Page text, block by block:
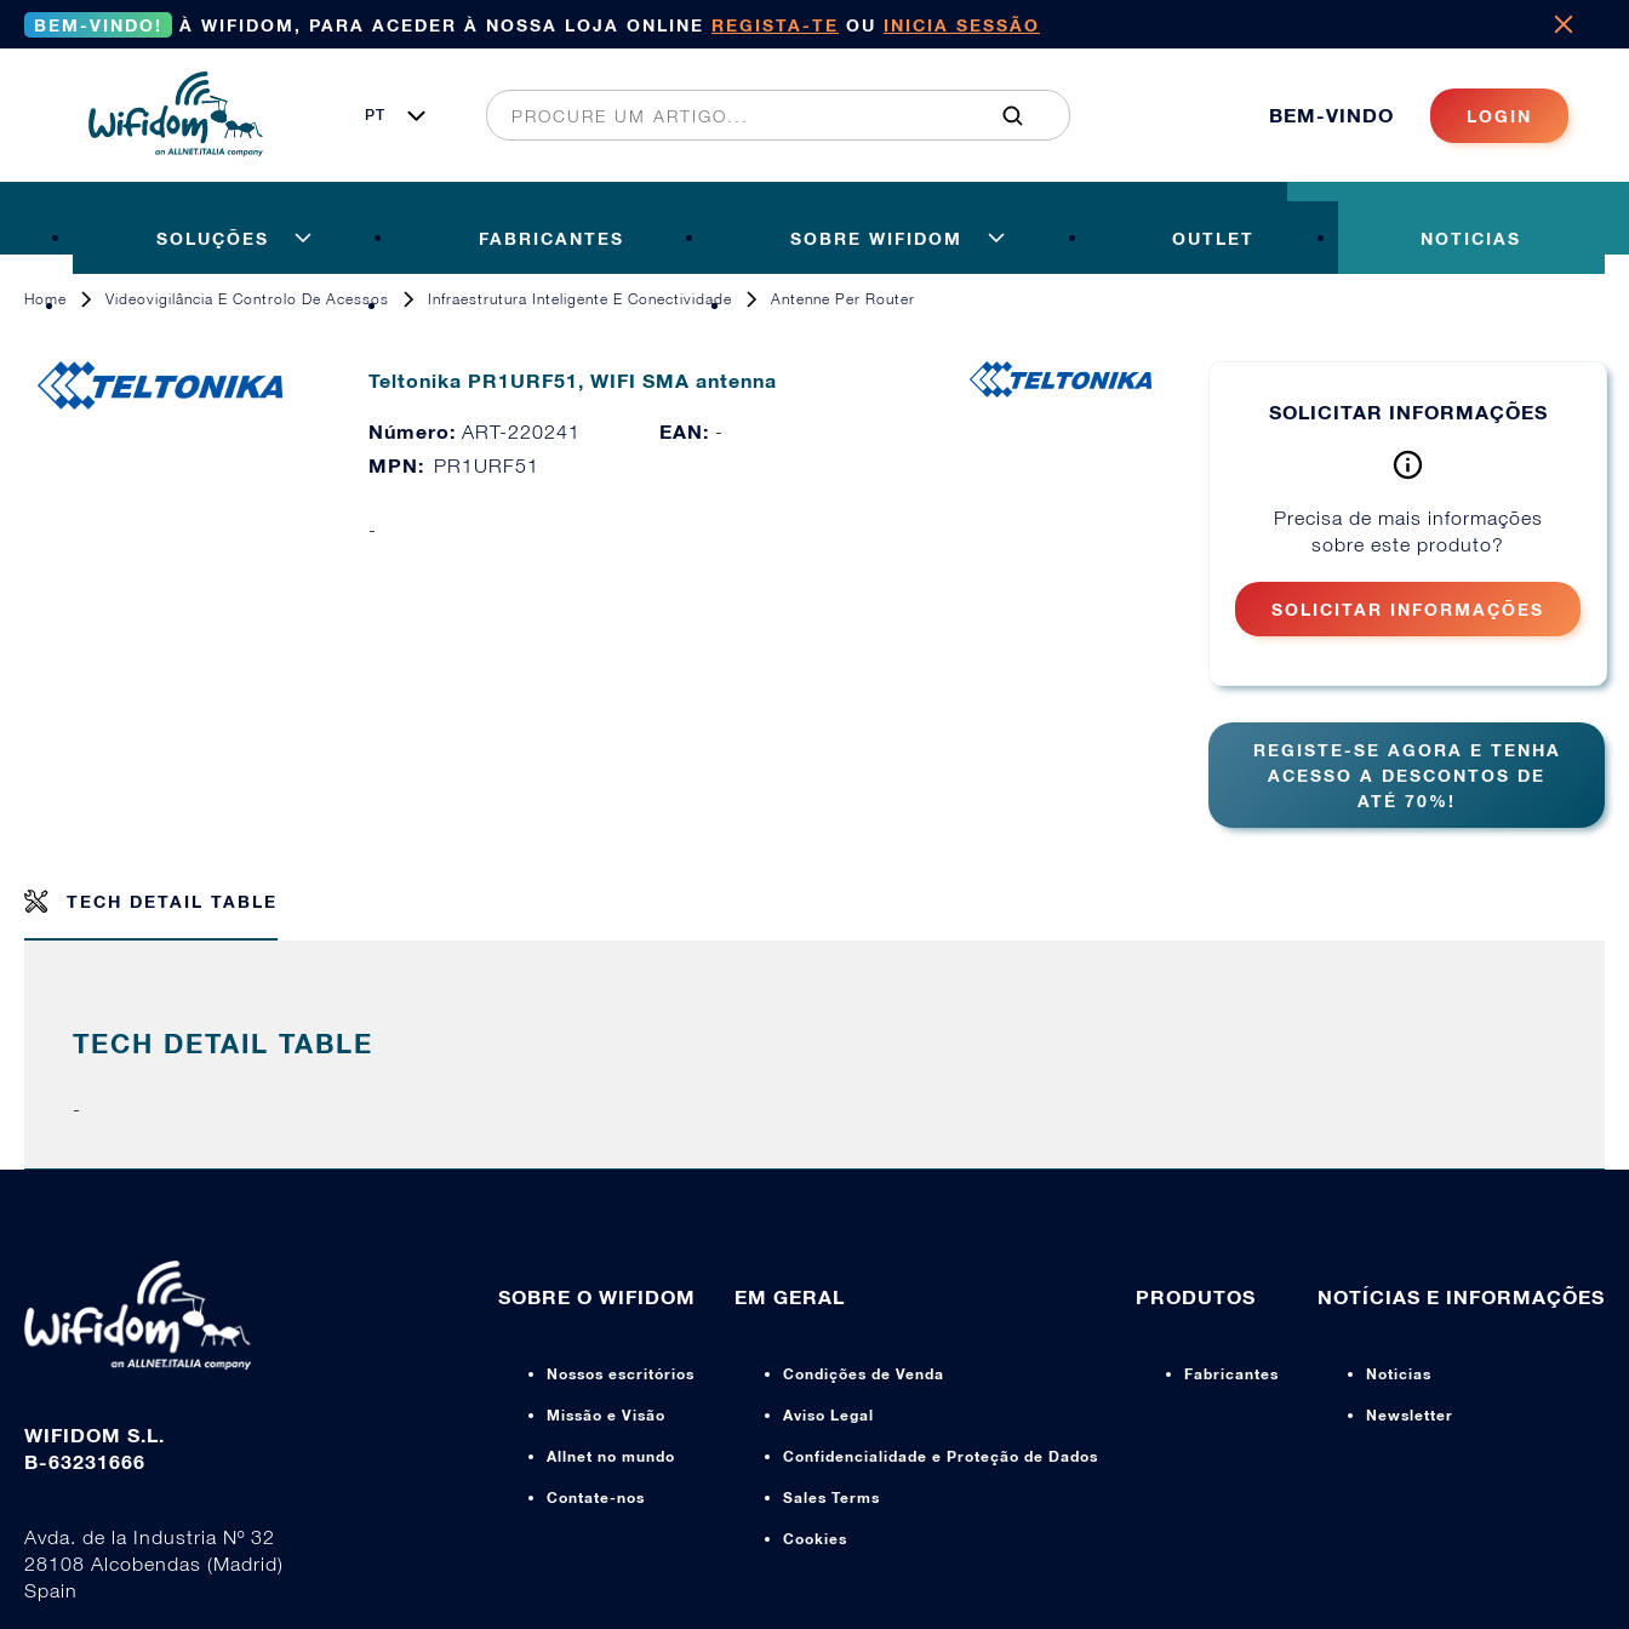
BEM-VINDO! À WIFIDOM, PARA ACEDER À NOSSA LOJA ONLINE REGISTA-TE OU INICIA SESSÃO
BEM-VINDO LOGIN
SOLUÇÕES FABRICANTES SOBRE WIFIDOM OUTLET NOTICIAS
Home Videovigilância E Controlo De Acessos Infraestrutura Inteligente E Conectividade Antenne Per Router
Teltonika PR1URF51, WIFI SMA antenna
Número:ART-220241 EAN: -
MPN: PR1URF51
-
SOLICITAR INFORMAÇÕES
Precisa de mais informações
sobre este produto?
SOLICITAR INFORMAÇÕES
REGISTE-SE AGORA E TENHA
ACESSO A DESCONTOS DE
ATÉ 70%!
TECH DETAIL TABLE
TECH DETAIL TABLE
-
WIFIDOM S.L.
B-63231666
Avda. de la Industria Nº 32
28108 Alcobendas (Madrid)
Spain
SOBRE O WIFIDOM
Nossos escritórios
Missão e Visão
Allnet no mundo
Contate-nos
EM GERAL
Condições de Venda
Aviso Legal
Confidencialidade e Proteção de Dados
Sales Terms
Cookies
PRODUTOS
Fabricantes
NOTÍCIAS E INFORMAÇÕES
Noticias
Newsletter